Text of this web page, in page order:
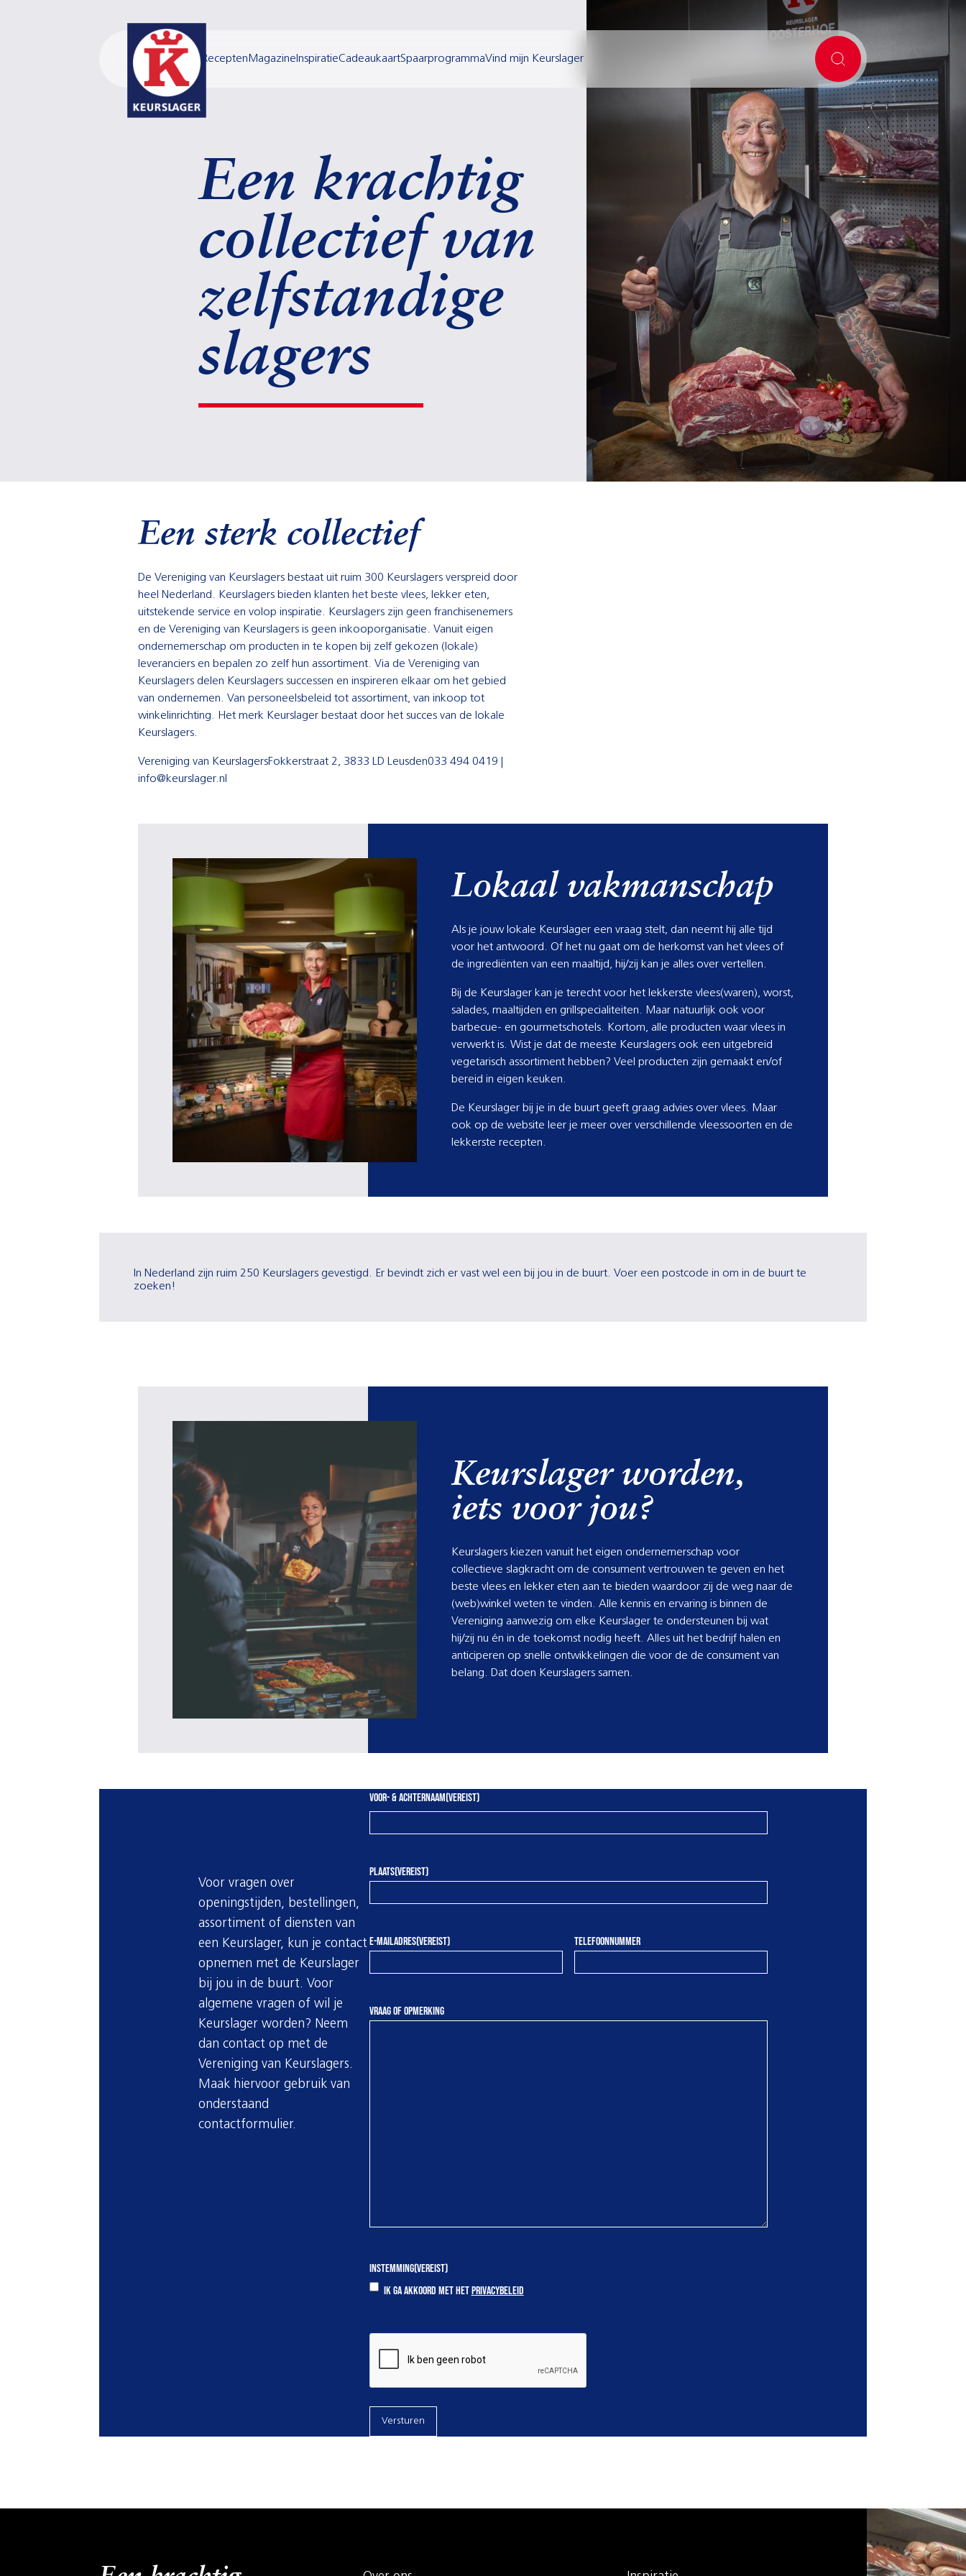
Recepten Magazine InspiratieCadeaukaartSpaarprogrammaVind mijn Keurslager
Een krachtig
collectief van
zelfstandige
slagers
Een sterk collectief
De Vereniging van Keurslagers bestaat uit ruim 300 Keurslagers verspreid door
heel Nederland. Keurslagers bieden klanten het beste vlees, lekker eten,
uitstekende service en volop inspiratie. Keurslagers zijn geen franchisenemers
en de Vereniging van Keurslagers is geen inkooporganisatie. Vanuit eigen
ondernemerschap om producten in te kopen bij zelf gekozen (lokale)
leveranciers en bepalen zo zelf hun assortiment. Via de Vereniging van
Keurslagers delen Keurslagers successen en inspireren elkaar om het gebied
van ondernemen. Van personeelsbeleid tot assortiment, van inkoop tot
winkelinrichting. Het merk Keurslager bestaat door het succes van de lokale
Keurslagers.
Vereniging van KeurslagersFokkerstraat 2, 3833 LD Leusden033 494 0419 |
info@keurslager.nl
Lokaal vakmanschap
Als je jouw lokale Keurslager een vraag stelt, dan neemt hij alle tijd
voor het antwoord. Of het nu gaat om de herkomst van het vlees of
de ingrediënten van een maaltijd, hij/zij kan je alles over vertellen.
Bij de Keurslager kan je terecht voor het lekkerste vlees(waren), worst,
salades, maaltijden en grillspecialiteiten. Maar natuurlijk ook voor
barbecue- en gourmetschotels. Kortom, alle producten waar vlees in
verwerkt is. Wist je dat de meeste Keurslagers ook een uitgebreid
vegetarisch assortiment hebben? Veel producten zijn gemaakt en/of
bereid in eigen keuken.
De Keurslager bij je in de buurt geeft graag advies over vlees. Maar
ook op de website leer je meer over verschillende vleessoorten en de
lekkerste recepten.
In Nederland zijn ruim 250 Keurslagers gevestigd. Er bevindt zich er vast wel een bij jou in de buurt. Voer een postcode in om in de buurt te
zoeken!
Keurslager worden,
iets voor jou?
Keurslagers kiezen vanuit het eigen ondernemerschap voor
collectieve slagkracht om de consument vertrouwen te geven en het
beste vlees en lekker eten aan te bieden waardoor zij de weg naar de
(web)winkel weten te vinden. Alle kennis en ervaring is binnen de
Vereniging aanwezig om elke Keurslager te ondersteunen bij wat
hij/zij nu én in de toekomst nodig heeft. Alles uit het bedrijf halen en
anticiperen op snelle ontwikkelingen die voor de de consument van
belang. Dat doen Keurslagers samen.
Voor vragen over
openingstijden, bestellingen,
assortiment of diensten van
een Keurslager, kun je contact
opnemen met de Keurslager
bij jou in de buurt. Voor
algemene vragen of wil je
Keurslager worden? Neem
dan contact op met de
Vereniging van Keurslagers.
Maak hiervoor gebruik van
onderstaand
contactformulier.
VOOR- & ACHTERNAAM(VEREIST)
PLAATS(VEREIST)
E-MAILADRES(VEREIST) TELEFOONNUMMER
VRAAG OF OPMERKING
INSTEMMING(VEREIST)
IK GA AKKOORD MET HETPRIVACYBELEID
Versturen